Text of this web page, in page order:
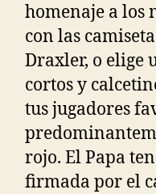
homenaje a los
con las
Draxler, o elige
cortos y
tus jugadores
rojo. El Papa
firmada por el